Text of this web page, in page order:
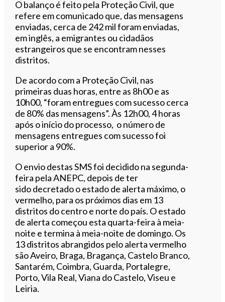
O balanço é feito pela ProteçãoCivil, que
refere em comunicado que, das mensagens
enviadas, cerca de 242 mil foram enviadas,
em inglês, a emigrantes ou cidadãos
estrangeiros que se encontram nesses
distritos.
De acordo com a ProteçãoCivil, nas
primeiras duas horas, entre as 8h00 e as
10h00, “foram entregues com sucesso cerca
de 80% das mensagens”. Às 12h00, 4 horas
após o início do processo, o número de
mensagens entregues com sucesso foi
superior a 90%.
O envio destas SMS foi decidido na segunda-
feira pela ANEPC, depois de ter
sido decretado o estado de alerta máximo, o
vermelho, para os próximos dias em 13
distritos do centro e norte do país. O estado
de alerta começou esta quarta-feira à meia-
noite e termina à meia-noite de domingo. Os
13 distritos abrangidos pelo alerta vermelho
são Aveiro, Braga, Bragança, Castelo Branco,
Santarém, Coimbra, Guarda, Portalegre,
Porto, Vila Real, Viana do Castelo, Viseu e
Leiria.